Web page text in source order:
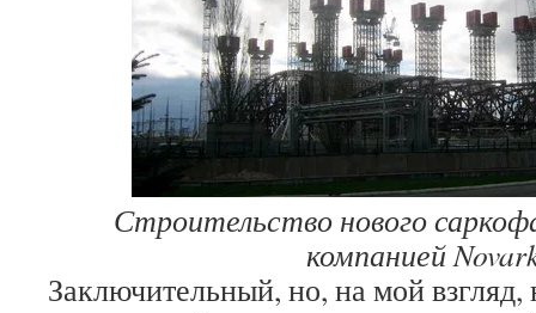
Строительство нового
компанией
Заключительный, но, на мой взгляд,